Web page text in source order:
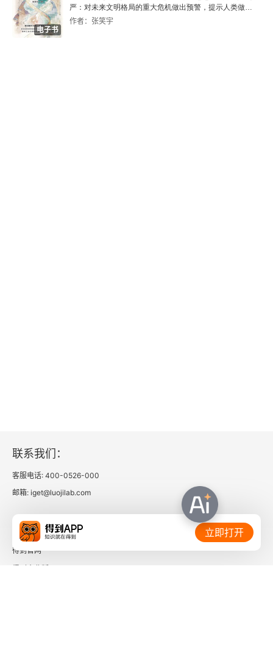
电子书
严：对未来文明格局的重大危机做出预警，提示人类做出
智慧的选择。
作者：张笑宇
联系我们：
客服电话: 400-0526-000
邮箱: iget@luojilab.com
相关链接：
得到官网
立即打开